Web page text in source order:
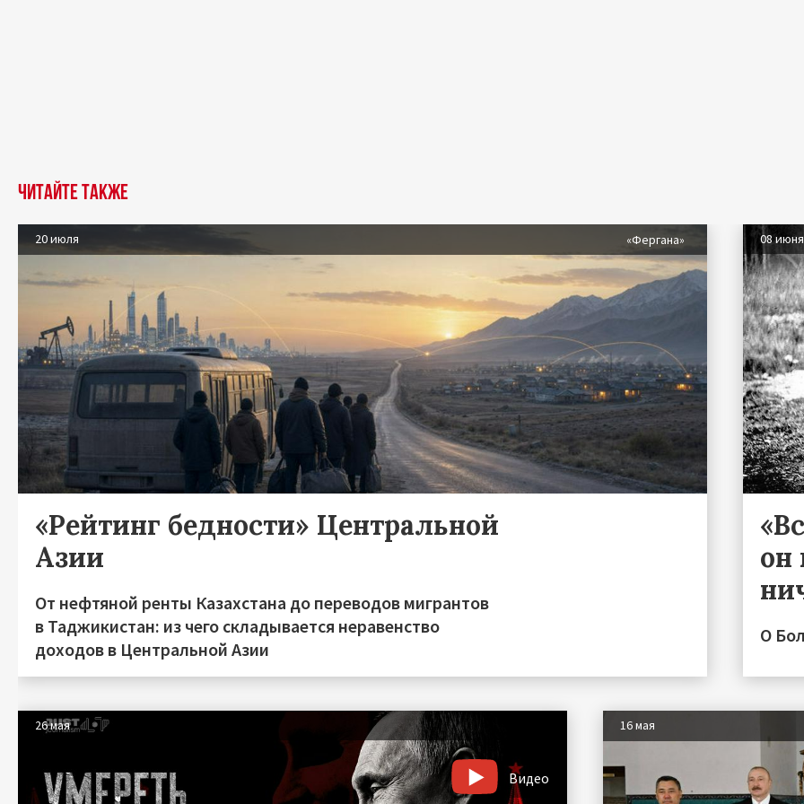
Читайте также
20 июля «Фергана»
«Рейтинг бедности» Центральной
Азии
От нефтяной ренты Казахстана до переводов мигрантов
в Таджикистан: из чего складывается неравенство
доходов в Центральной Азии
08 июня
он
О
26 мая
Видео
16 мая